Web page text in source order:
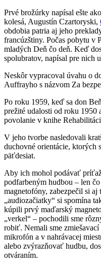
Prvé brožúrky napísal ešte
kolesá, Augustín Czartoryski,
obdobia patria aj jeho
francúzštiny. Počas pobytu v
mladých Deň čo deň. Keď
spolubratov, napísal pre nich
Neskôr vypracoval úvahu o
Auffrayho s názvom Za
Po roku 1959, keď sa don
prežité udalosti od roku 1950
povolanie v knihe
V jeho tvorbe nasledovali
duchovné orientácie, ktorých
päťdesiat.
Aby ich mohol podávať
podfarbeným hudbou – len
magnetofóny, zabezpečil si
„audiozačiatky“ si spomína
kúpili prvý maďarský
„verkel“ – pochodili sme
robiť. Nemali sme
mikrofón a v nahrávacej
alebo zvýrazňovať hudbu,
otváraním.